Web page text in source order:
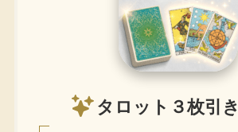
タロット３枚引き